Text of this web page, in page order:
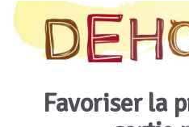
Favoriser la